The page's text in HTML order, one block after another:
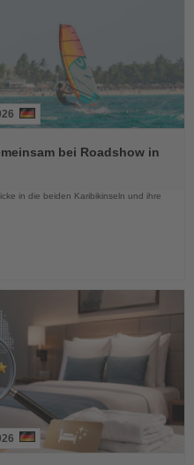
bei Roadshow in
in die beiden Karibikinseln und ihre